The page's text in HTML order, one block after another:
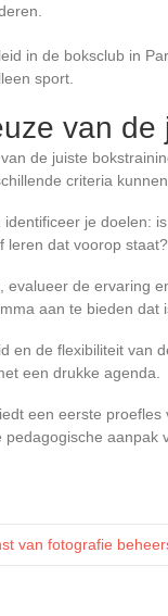
in de boksclub in
sport.
van de
de juiste
criteria
identificeer je doelen:
leren dat voorop staat?
evalueer de ervaring
aan te bieden dat
en de flexibiliteit van
een drukke agenda.
een eerste
pedagogische aanpak
van fotografie